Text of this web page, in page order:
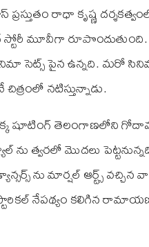
ప్రస్తుతం రాధా కృష్ణ
మూవీగా
సెట్స్ పైన ఉన్నది. మరో
నటిస్తున్నాడు.
షూటింగ్ తెలంగాణలోని
ను త్వరలో మొదలు
ను మార్షల్ ఆర్ట్స్ వచ్చిన
నేపథ్యం కలిగిన